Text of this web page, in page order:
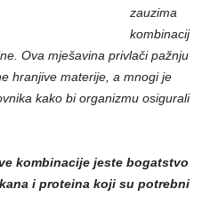
zauzima
kombinacij
Ova mješavina privlači pažnju
hranjive materije, a mnogi je
kako bi organizmu osigurali
kombinacije jeste bogatstvo
i proteina koji su potrebni